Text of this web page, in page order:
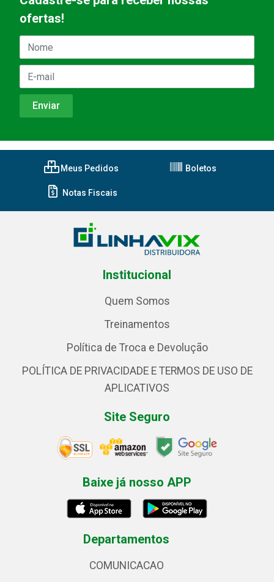
ofertas!
Meus Pedidos Boletos
Notas Fiscais
Institucional
Quem Somos
Treinamentos
Política de Troca e Devolução
POLÍTICA DE PRIVACIDADE E TERMOS DE USO DE
APLICATIVOS
Site Seguro
Baixe já nosso APP
Departamentos
COMUNICACAO